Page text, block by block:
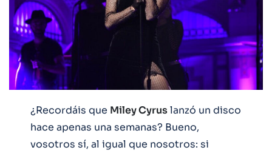
¿Recordáis que Miley Cyruslanzó un disco
hace apenas una semanas? Bueno,
vosotros sí, al igual que nosotros: si